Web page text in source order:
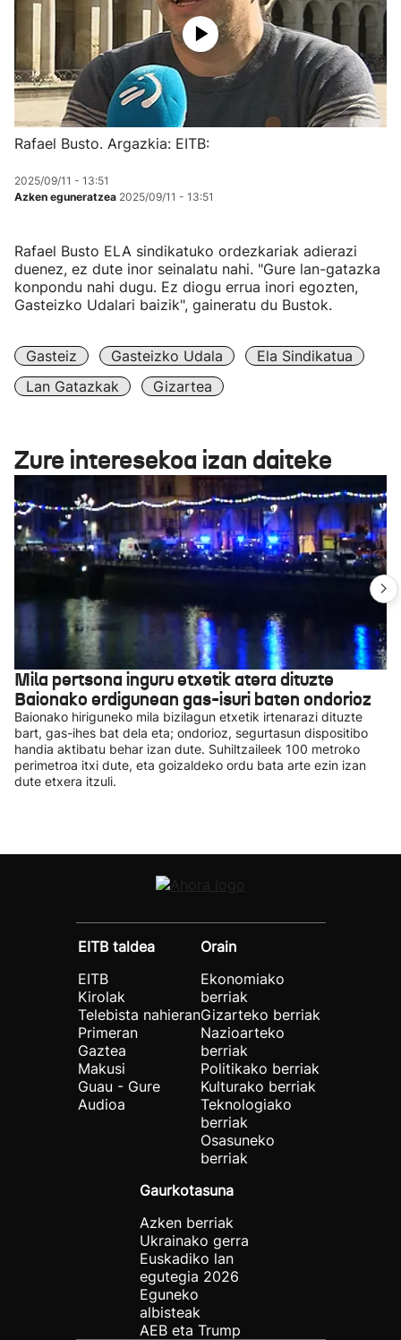
Rafael Busto. Argazkia: EITB:
2025/09/11 - 13:51
Azken eguneratzea 2025/09/11 - 13:51
Rafael Busto ELA sindikatuko ordezkariak adierazi
duenez, ez dute inor seinalatu nahi. "Gure lan-gatazka
konpondu nahi dugu. Ez diogu errua inori egozten,
Gasteizko Udalari baizik", gaineratu du Bustok.
Gasteiz Gasteizko Udala
Ela Sindikatua
Lan Gatazkak
Gizartea
Zure interesekoa izan daiteke
Mila pertsona inguru etxetik atera dituzte
Baionako erdigunean gas-isuri baten ondorioz
Baionako hiriguneko mila bizilagun etxetik irtenarazi dituzte
bart, gas-ihes bat dela eta; ondorioz, segurtasun dispositibo
handia aktibatu behar izan dute. Suhiltzaileek 100 metroko
perimetroa itxi dute, eta goizaldeko ordu bata arte ezin izan
dute etxera itzuli.
EITB taldea
EITB
Kirolak
Telebista nahieran
Primeran
Gaztea
Makusi
Guau - Gure
Audioa
Orain
Ekonomiako
berriak
Gizarteko berriak
Nazioarteko
berriak
Politikako berriak
Kulturako berriak
Teknologiako
berriak
Osasuneko
berriak
Gaurkotasuna
Azken berriak
Ukrainako gerra
Euskadiko lan
egutegia 2026
Eguneko
albisteak
AEB eta Trump